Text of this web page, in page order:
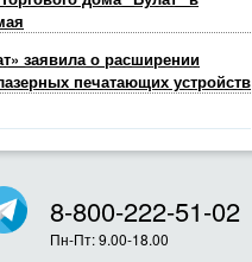
заявила о расширении
печатающих устройств
8-800-222-51-02
Пн-Пт: 9.00-18.00